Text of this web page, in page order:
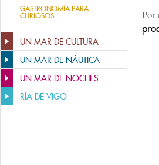
GASTRONOMÍA PARA
CURIOSOS
UN MAR DE CULTURA
UN MAR DE NÁUTICA
UN MAR DE NOCHES
RÍA DE VIGO
Por